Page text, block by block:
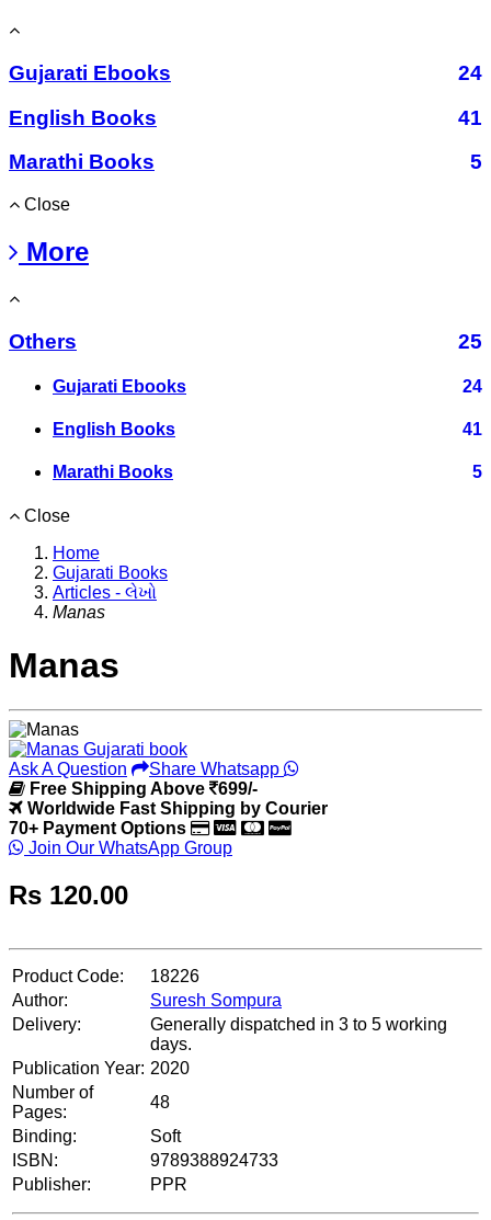
Gujarati Ebooks
24
English Books
41
Marathi Books
5
Close
More
Others 25
Gujarati Ebooks 24
English Books 41
Marathi Books 5
Close
Home
Gujarati Books
Articles - લેખો
Manas
Manas
Ask A Question
Share Whatsapp
Free Shipping Above
699/-
Worldwide Fast Shipping by Courier
70+ Payment Options
Join Our WhatsApp Group
Rs 120.00
Product Code:
18226
Author:
Suresh Sompura
Delivery:
Generally dispatched in 3 to 5 working
days.
Publication Year: 2020
Number of
Pages:
48
Binding:
Soft
ISBN:
9789388924733
Publisher:
PPR